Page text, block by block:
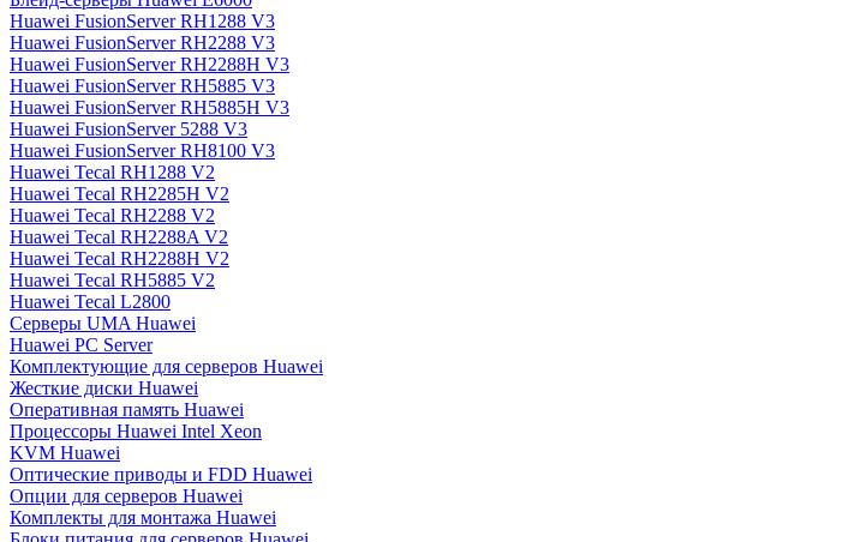
Huawei FusionServer RH1288 V3
Huawei FusionServer RH2288 V3
Huawei FusionServer RH2288H V3
Huawei FusionServer RH5885 V3
Huawei FusionServer RH5885H V3
Huawei FusionServer 5288 V3
Huawei FusionServer RH8100 V3
Huawei Tecal RH1288 V2
Huawei Tecal RH2285H V2
Huawei Tecal RH2288 V2
Huawei Tecal RH2288A V2
Huawei Tecal RH2288H V2
Huawei Tecal RH5885 V2
Huawei Tecal L2800
Серверы UMA Huawei
Huawei PC Server
Комплектующие для серверов Huawei
Жесткие диски Huawei
Оперативная память Huawei
Процессоры Huawei Intel Xeon
KVM Huawei
Оптические приводы и FDD Huawei
Опции для серверов Huawei
Комплекты для монтажа Huawei